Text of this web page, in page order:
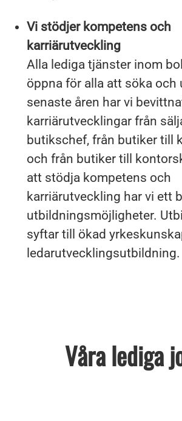
Vi stödjer kompetens och
karriärutveckling
Alla lediga tjänster inom
öppna för alla att söka och
senaste åren har vi
karriärutvecklingar från
butikschef, från butiker till
och från butiker till
att stödja kompetens och
karriärutveckling har vi ett
utbildningsmöjligheter.
syftar till ökad
ledarutvecklingsutbildning.
Våra lediga